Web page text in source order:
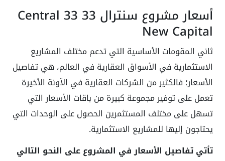
أسعار مشروع سنترال 33 Central 33
New Capital
ثاني المقومات الأساسية التي تدعم مختلف المشاريع
الاستثمارية في الأسواق العقارية في العالم، هي تفاصيل
الأسعار؛ فالكثير من الشركات العقارية في الآونة الأخيرة
تعمل على توفير مجموعة كبيرة من باقات الأسعار التي
تسهل على مختلف المستثمرين الحصول على الوحدات التي
يحتاجون إليها للمشاريع الاستثمارية.
تأتي تفاصيل الأسعار في المشروع على النحو التالي